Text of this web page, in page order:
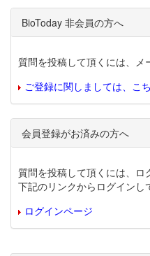
BioToday 非会員の方へ
質問を投稿して頂くには、メ
ご登録に関しましては、こ
会員登録がお済みの方へ
質問を投稿して頂くには、ロ
下記のリンクからログインし
ログインページ